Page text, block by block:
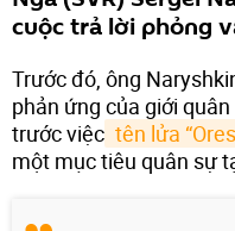
cuộc trả lời phỏng
Trước đó, ông
phản ứng của giới
trước việc tên lửa
một mục tiêu quân sự